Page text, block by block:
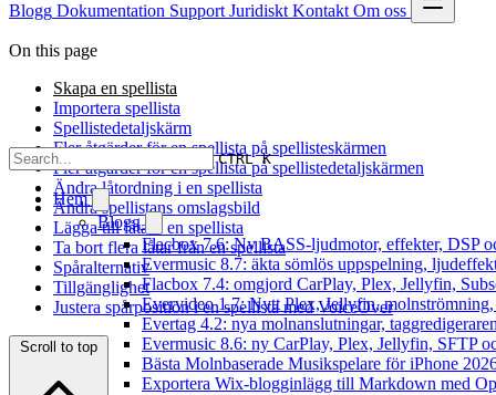
Blogg Dokumentation Support Juridiskt Kontakt Om oss
CTRL K
Hem
Blogg
Flacbox 7.6: Ny BASS-ljudmotor, effekter, DSP
Evermusic 8.7: äkta sömlös uppspelning,
Flacbox 7.4: omgjord CarPlay, Plex, Jellyfin,
Evervideo 1.7: Nytt Plex, Jellyfin, molnströmning,
Evertag 4.2: nya molnanslutningar,
Evermusic 8.6: ny CarPlay, Plex, Jellyfin, SFTP
Bästa Molnbaserade Musikspelare för iPhone
Exportera Wix-blogginlägg till Markdown med
On this page
Skapa en spellista
Importera spellista
Spellistedetaljskärm
Fler åtgärder för en spellista på spellisteskärmen
Fler åtgärder för en spellista på spellistedetaljskärmen
Ändra låtordning i en spellista
Ändra spellistans omslagsbild
Lägga till låtar i en spellista
Ta bort flera låtar från en spellista
Spåralternativ
Tillgänglighet
Justera spårposition i en spellista med VoiceOver
Scroll to top